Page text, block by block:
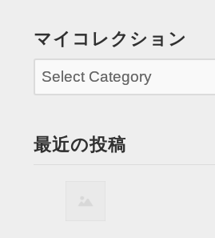
マイコレクション
最近の投稿